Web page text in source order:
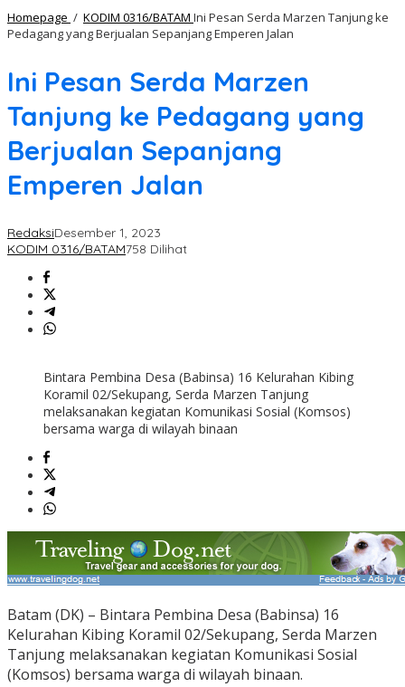
Homepage / KODIM 0316/BATAM Ini Pesan Serda Marzen Tanjung ke
Pedagang yang Berjualan Sepanjang Emperen Jalan
Ini Pesan Serda Marzen
Tanjung ke Pedagang yang
Berjualan Sepanjang
Emperen Jalan
RedaksiDesember 1, 2023
KODIM 0316/BATAM758 Dilihat
Bintara Pembina Desa (Babinsa) 16 Kelurahan Kibing
Koramil 02/Sekupang, Serda Marzen Tanjung
melaksanakan kegiatan Komunikasi Sosial (Komsos)
bersama warga di wilayah binaan
Batam (DK) – Bintara Pembina Desa (Babinsa) 16
Kelurahan Kibing Koramil 02/Sekupang, Serda Marzen
Tanjung melaksanakan kegiatan Komunikasi Sosial
(Komsos) bersama warga di wilayah binaan.